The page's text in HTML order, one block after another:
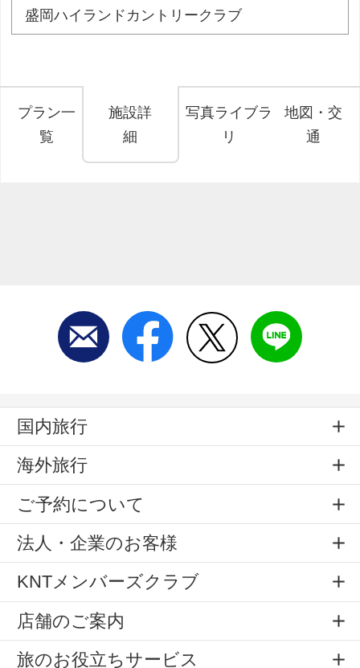
盛岡ハイランドカントリークラブ
プラン一
覧
施設詳
細
写真ライブラ
リ
地図・交
通
国内旅行
海外旅行
ご予約について
法人・企業のお客様
KNTメンバーズクラブ
店舗のご案内
旅のお役立ちサービス